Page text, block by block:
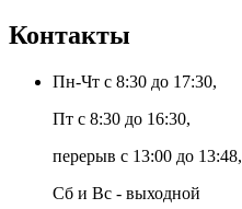
Контакты
Пн-Чт с 8:30 до 17:30,
Пт с 8:30 до 16:30,
перерыв с 13:00 до 13:48,
Сб и Вс - выходной